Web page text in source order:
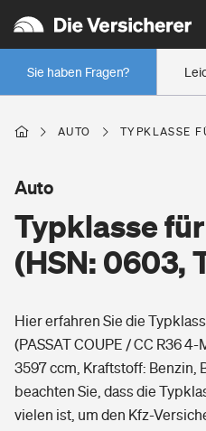
Sie haben Fragen?
Wer versichert was: Jetzt
Regionalklassen: So ist Ihre
Wer versichert was: Jetzt
Berufsunfähigkeitsversicherung
Grundfähigkeitsversicherung
Arbeitsrechtsschutz
Berufshaftpflichtversicherung
Wohnen
Freizeit
Pri­vate Haft­pflicht­
Gesundheit
AUTO TYPKLASSE
Typklasse
(HSN: 0603,
Auto
Hier erfahren Sie die
(PASSAT COUPE / CC R36
3597 ccm, Kraftstoff: Benzin,
beachten Sie, dass die
vielen ist, um den Kfz-